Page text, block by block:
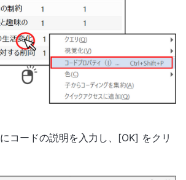
コードの説明を入力し、[OK] をクリ